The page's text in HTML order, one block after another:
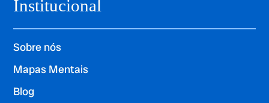
Institucional
Sobre nós
Mapas Mentais
Blog